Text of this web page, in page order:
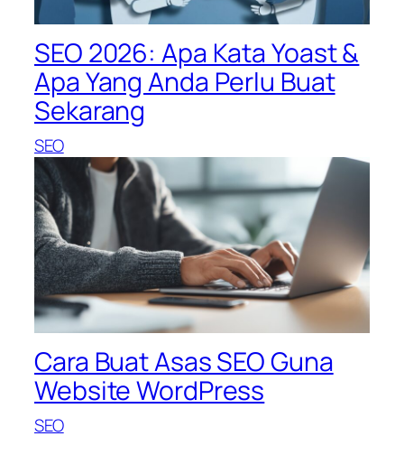
SEO 2026: Apa Kata Yoast &
Apa Yang Anda Perlu Buat
Sekarang
SEO
Cara Buat Asas SEO Guna
Website WordPress
SEO